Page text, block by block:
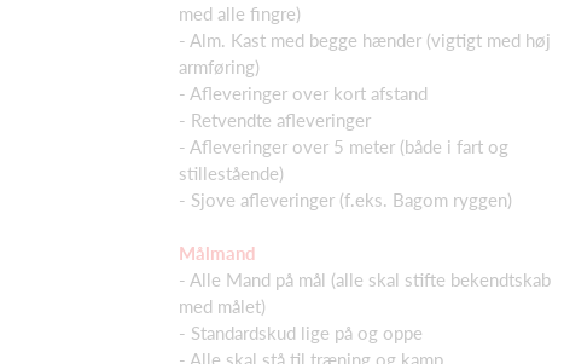
med alle fingre)
- Alm. Kast med begge hænder (vigtigt med høj
armføring)
- Afleveringer over kort afstand
- Retvendte afleveringer
- Afleveringer over 5 meter (både i fart og
stillestående)
- Sjove afleveringer (f.eks. Bagom ryggen)
Målmand
- Alle Mand på mål (alle skal stifte bekendtskab
med målet)
- Standardskud lige på og oppe
- Alle skal stå til træning og kamp